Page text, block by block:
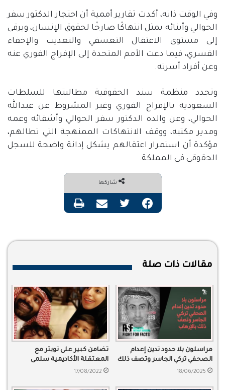
وفي الوقت ذاته، أكدت تقارير أممية أن احتجاز الدكتور سفر
الحوالي وأبنائه يمثل انتهاكًا صارخًا لحقوق الإنسان، ويرقى
إلى مستوى الاعتقال التعسفي والتعذيب والإخفاء
القسري، فيما دعت الأمم المتحدة إلى الإفراج الفوري عنه
وعن أفراد أسرته.
وتجدد منظمة سند الحقوقية مطالبتها للسلطات
السعودية بالإفراج الفوري وغير المشروط عن عبدالله
الحوالي، وعن والده الدكتور سفر الحوالي وأشقائه وعمه
ومدير مكتبه، ووقف الانتهاكات الممنهجة التي تطالهم،
مؤكدة أن استمرار اعتقالهم يشكل إدانة واضحة للسجل
الحقوقي في المملكة.
شاركها
فيسبوك تويتر مشاركة عبر البريد طباعة
مقالات ذات صلة
مراسلون بلا حدود تدين إعدام
الصحفي تركي الجاسر وتصف ذلك
بالإرهاب
18/06/2025
تضامن كبير على تويتر مع
المعتقلة الأكاديمية سلمى
الشهاب
17/08/2022